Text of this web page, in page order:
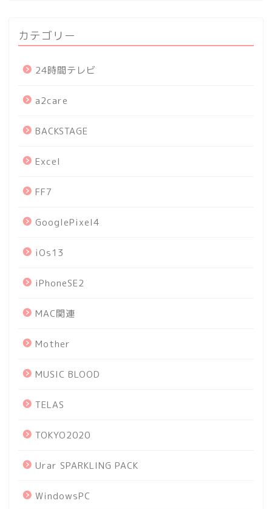
カテゴリー
24時間テレビ
a2care
BACKSTAGE
Excel
FF7
GooglePixel4
iOs13
iPhoneSE2
MAC関連
Mother
MUSIC BLOOD
TELAS
TOKYO2020
Urar SPARKLING PACK
WindowsPC